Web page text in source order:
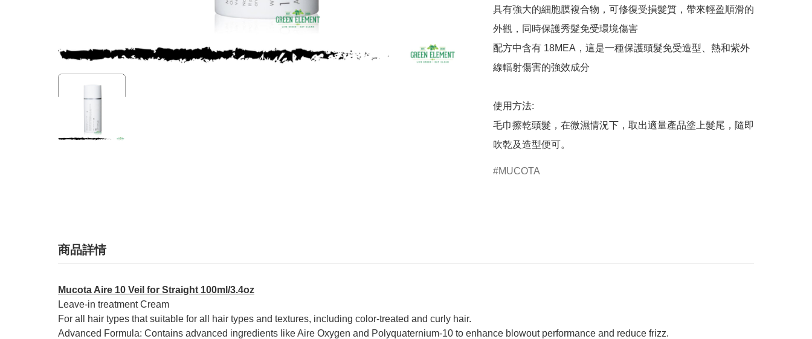
具有強大的細胞膜複合物，可修復受損髮質，帶來輕盈順滑的
外觀，同時保護秀髮免受環境傷害
配方中含有 18MEA，這是一種保護頭髮免受造型、熱和紫外
線輻射傷害的強效成分
使用方法:
毛巾擦乾頭髮，在微濕情況下，取出適量產品塗上髮尾，隨即
吹乾及造型便可。
MUCOTA
商品詳情
Mucota Aire 10 Veil for Straight 100ml/3.4oz
Leave-in treatment Cream
For all hair types that suitable for all hair types and textures, including color-treated and curly hair.
Advanced Formula: Contains advanced ingredients like Aire Oxygen and Polyquaternium-10 to enhance blowout performance and reduce frizz.